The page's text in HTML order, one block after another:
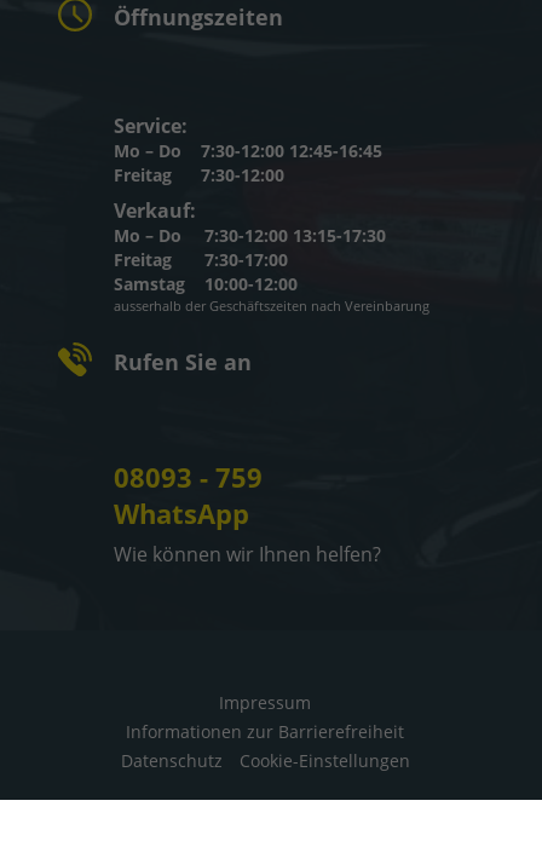
Öffnungszeiten
Service:
Mo – Do
7:30-12:00 12:45-16:45
Freitag
7:30-12:00
Verkauf:
Mo – Do
7:30-12:00 13:15-17:30
Freitag
7:30-17:00
Samstag
10:00-12:00
ausserhalb der Geschäftszeiten nach Vereinbarung
Rufen Sie an
08093 - 759
WhatsApp
Wie können wir Ihnen helfen?
Impressum
Informationen zur Barrierefreiheit
Datenschutz
Cookie-Einstellungen